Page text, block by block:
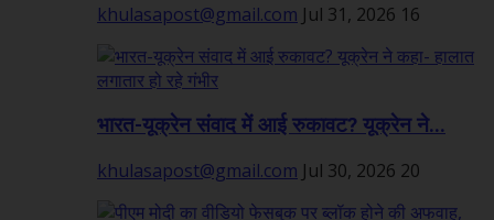
khulasapost@gmail.com Jul 31, 2026 16
भारत-यूक्रेन संवाद में आई रुकावट? यूक्रेन ने...
khulasapost@gmail.com Jul 30, 2026 20